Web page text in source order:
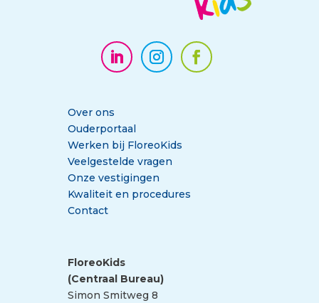
Over ons
Ouderportaal
Werken bij FloreoKids
Veelgestelde vragen
Onze vestigingen
Kwaliteit en procedures
Contact
FloreoKids
(Centraal Bureau)
Simon Smitweg 8